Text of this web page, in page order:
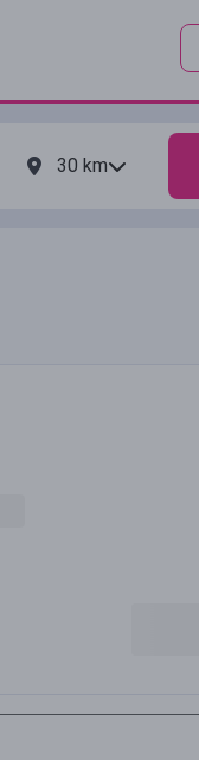
30 km